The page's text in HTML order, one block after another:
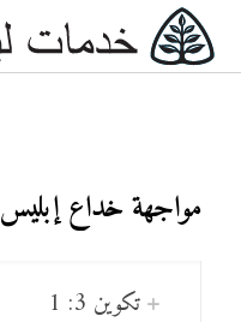
مواجهة خداع إبليس
تكوين 3: 1